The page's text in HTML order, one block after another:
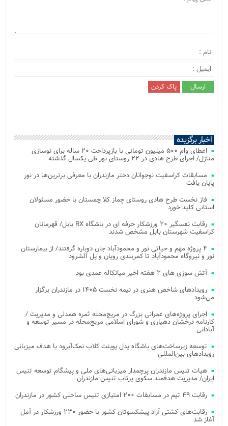
اخبار برگزیده
اعطای وام ۵۰۰ میلیون تومانی با بازپرداخت ۲۰ ساله برای نوسازی
منازل/ اجرای طرح هادی در ۲۲ روستای نور طی یکسال گذشته
مسابقات کراسفیت نوجوانان دختر مازندران با معرفی برترین‌ها در نور
پایان یافت
فاز نخست طرح هادی روستای چماز کلا چمستان با حضور مسئولان
استانی کلید خورد
رقابت نفسگیر ۲۰ ورزشکار حرفه ای در باشگاه RX بابل/ قهرمانان
کراسفیت شهرستان بابل مشخص شدند
۴ پروژه مهم و حیاتی نور و محمودآباد جان دوباره گرفتند/ از بیمارستان
نور و نیروگاه محمودآباد تا کمربندی رویان و پل آلشرود
آتش‌ سوزی‌ های ۲ هفته اخیر میانکاله عمدی بود
رویدادهای شاخص هنری در نیمه نخست ۱۴۰۵ در مازندران برگزار
می‌شود
اجرای پروژه‌های عمرانی بزرگ در مریج‌محله ثمره همدلی و مدیریت /
کارنامه درخشان دهیاری و شورای اسلامی مریج‌محله در مسیر توسعه و
آبادانی
توسعه زیرساخت‌های باشگاه پدل پوینت کلاب نمک‌آبرود با هدف میزبانی
رویدادهای بین‌المللی
هیات تنیس مازندران پرچمدار میزبانی‌های ملی و پیشگام توسعه تنیس
ایران/ مدیریت هدفمند سکوی پرتاب تنیس مازندران
رقابت ۴۹ تیم در مسابقات ۲۰۰ امتیازی تنیس ساحلی کشور در مازندران
رقابت‌های کشتی آزاد پیشکسوتان کشور با حضور ۲۳۰ ورزشکار در آمل
آغاز شد